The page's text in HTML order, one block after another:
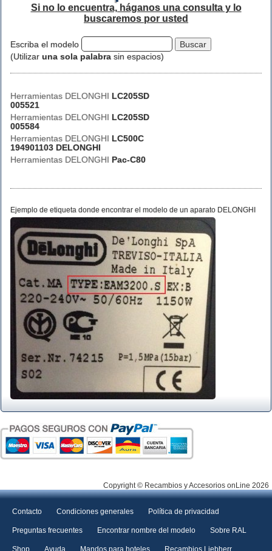
Si no lo encuentra, háganos una consulta y lo
buscaremos por usted
Escriba el modelo
(Utilizar una sola palabra sin espacios)
Herramientas DELONGHI LC205SD
005521
Herramientas DELONGHI LC205SD
005584
Herramientas DELONGHI LC500C
194901103 DELONGHI
Herramientas DELONGHI Pac-C80
Ejemplo de etiqueta donde encontrar el modelo de un aparato DELONGHI
Copyright © Recambios y Accesorios onLine 2026
Contacto Condiciones generales Política de privacidad
Preguntas frecuentes Encontrar nombre del modelo Sobre RAL
Shop Ayuda Mandos para hoteles Recambios Liebherr